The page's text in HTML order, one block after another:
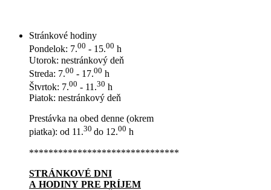
Stránkové hodiny
Pondelok: 7.00 - 15.00 h
Utorok: nestránkový deň
Streda: 7.00 - 17.00 h
Štvrtok: 7.00 - 11.30 h
Piatok: nestránkový deň
Prestávka na obed denne (okrem
piatka): od 11.30 do 12.00 h
*******************************
STRÁNKOVÉ DNI
A HODINY PRE PRÍJEM